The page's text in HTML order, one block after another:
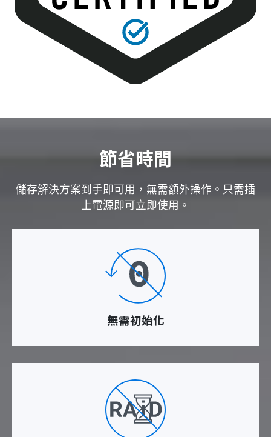
節省時間
儲存解決方案到手即可用，無需額外操作。只需插
上電源即可立即使用。
無需初始化